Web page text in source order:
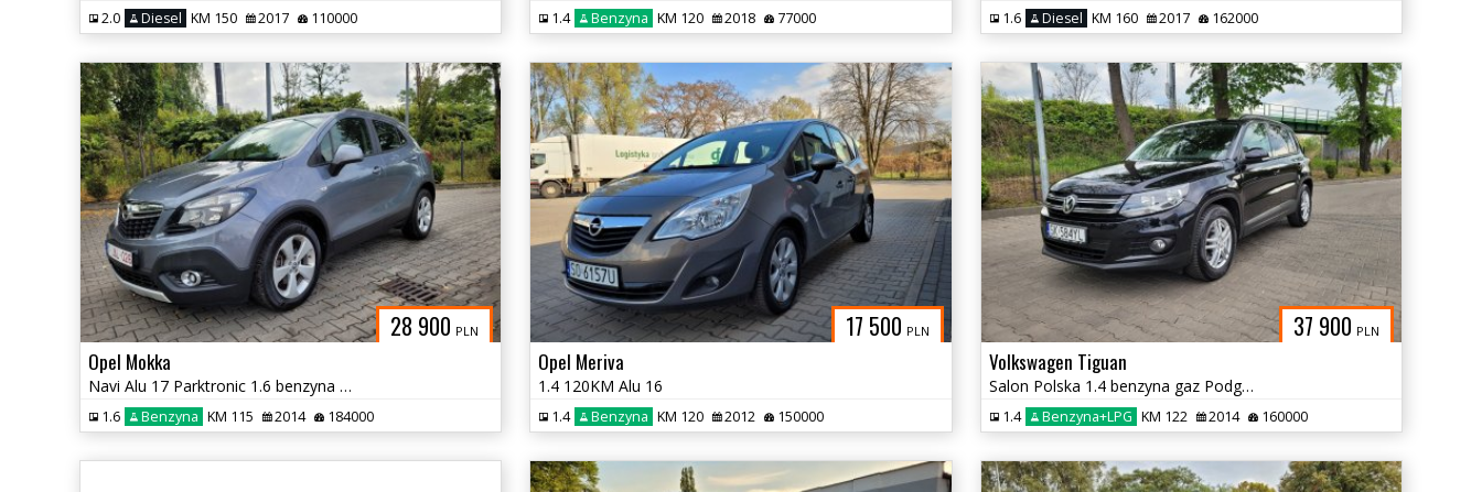
2.0 Diesel KM 150 2017 110000 1.4 Benzyna KM 120 2018 77000 1.6 Diesel KM 160 2017 162000
28 900 PLN
Opel Mokka
Navi Alu 17 Parktronic 1.6 benzyna 116Km
1.6 Benzyna KM 115 2014 184000
17 500 PLN
Opel Meriva
1.4 120KM Alu 16
1.4 Benzyna KM 120 2012 150000
37 900 PLN
Volkswagen Tiguan
Salon Polska 1.4 benzyna gaz Podgrzewane fotele
1.4 Benzyna+LPG KM 122 2014 160000